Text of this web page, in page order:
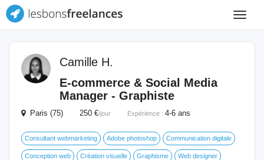
Toggle
Camille H.
E-commerce & Social Media
Manager - Graphiste
Paris (75) 250 €/jour Expérience : 4-6 ans
Consultant webmarketing Adobe photoshop Communication digitale
Conception web Création visuelle Graphisme Web designer